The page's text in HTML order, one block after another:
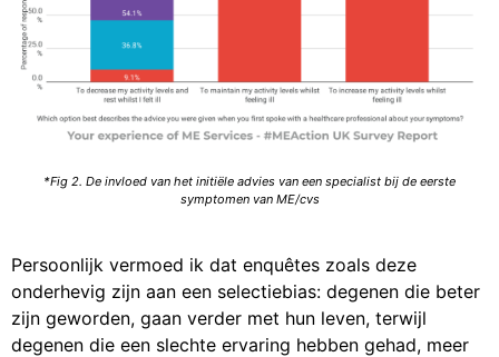
*Fig 2. De invloed van het initiële advies van een specialist bij de eerste
symptomen van ME/cvs
Persoonlijk vermoed ik dat enquêtes zoals deze
onderhevig zijn aan een selectiebias: degenen die beter
zijn geworden, gaan verder met hun leven, terwijl
degenen die een slechte ervaring hebben gehad, meer